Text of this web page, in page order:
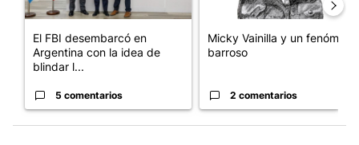
El FBI desembarcó en
Argentina con la idea de
blindar l...
5 comentarios
Micky Vainilla y un fenómeno
barroso
2 comentarios